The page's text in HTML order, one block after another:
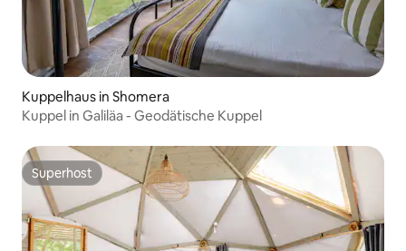
Kuppelhaus in Shomera
Kuppel in Galiläa - Geodätische Kuppel
Superhost
Superhost